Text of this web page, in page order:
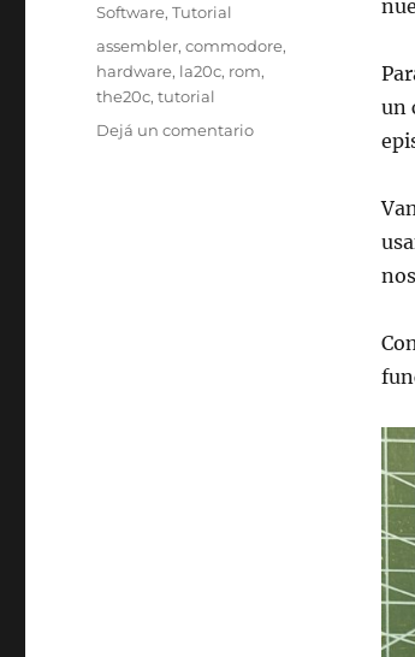
un
Software,Tutorial
Etiquetas
assembler,commodore,
hardware, la20c, rom,
the20c,tutorial
Dejá un comentarioen